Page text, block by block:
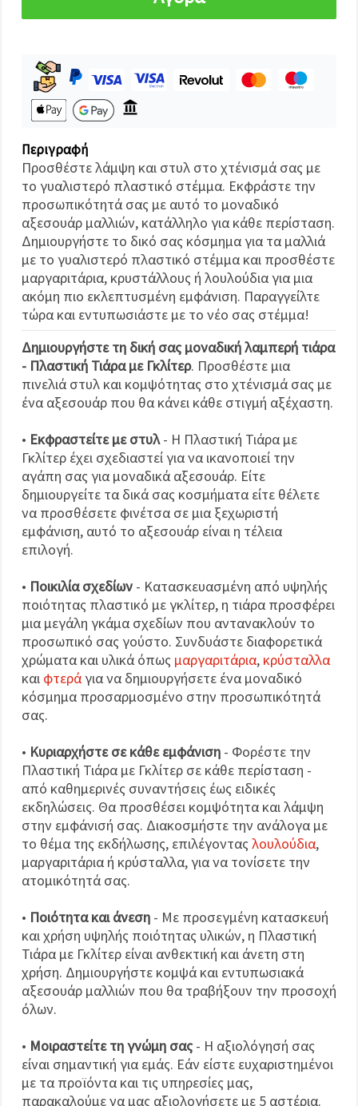
σας στις
ρυθμίσεις
επιλέγοντας
δεδομένο
cookies και
κάνοντας
κλικ στο
κουμπί
Στον
ιστότοπο!
Ρυθμίσεις
Περιγραφή
Προσθέστε λάμψη και στυλ στο χτένισμά σας με
το γυαλιστερό πλαστικό στέμμα. Εκφράστε την
προσωπικότητά σας με αυτό το μοναδικό
αξεσουάρ μαλλιών, κατάλληλο για κάθε περίσταση.
Δημιουργήστε το δικό σας κόσμημα για τα μαλλιά
με το γυαλιστερό πλαστικό στέμμα και προσθέστε
μαργαριτάρια, κρυστάλλους ή λουλούδια για μια
ακόμη πιο εκλεπτυσμένη εμφάνιση. Παραγγείλτε
τώρα και εντυπωσιάστε με το νέο σας στέμμα!
Δημιουργήστε τη δική σας μοναδική λαμπερή τιάρα
- Πλαστική Τιάρα με Γκλίτερ. Προσθέστε μια
πινελιά στυλ και κομψότητας στο χτένισμά σας με
ένα αξεσουάρ που θα κάνει κάθε στιγμή αξέχαστη.
• Εκφραστείτε με στυλ- Η Πλαστική Τιάρα με
Γκλίτερ έχει σχεδιαστεί για να ικανοποιεί την
αγάπη σας για μοναδικά αξεσουάρ. Είτε
δημιουργείτε τα δικά σας κοσμήματα είτε θέλετε
να προσθέσετε φινέτσα σε μια ξεχωριστή
εμφάνιση, αυτό το αξεσουάρ είναι η τέλεια
επιλογή.
• Ποικιλία σχεδίων - Κατασκευασμένη από υψηλής
ποιότητας πλαστικό με γκλίτερ, η τιάρα προσφέρει
μια μεγάλη γκάμα σχεδίων που αντανακλούν το
προσωπικό σας γούστο. Συνδυάστε διαφορετικά
χρώματα και υλικά όπως μαργαριτάρια, κρύσταλλα
και φτεράγια να δημιουργήσετε ένα μοναδικό
κόσμημα προσαρμοσμένο στην προσωπικότητά
σας.
• Κυριαρχήστε σε κάθε εμφάνιση - Φορέστε την
Πλαστική Τιάρα με Γκλίτερ σε κάθε περίσταση -
από καθημερινές συναντήσεις έως ειδικές
εκδηλώσεις. Θα προσθέσει κομψότητα και λάμψη
στην εμφάνισή σας. Διακοσμήστε την ανάλογα με
το θέμα της εκδήλωσης, επιλέγονταςλουλούδια,
μαργαριτάρια ή κρύσταλλα, για να τονίσετε την
ατομικότητά σας.
• Ποιότητα και άνεση - Με προσεγμένη κατασκευή
και χρήση υψηλής ποιότητας υλικών, η Πλαστική
Τιάρα με Γκλίτερ είναι ανθεκτική και άνετη στη
χρήση. Δημιουργήστε κομψά και εντυπωσιακά
αξεσουάρ μαλλιών που θα τραβήξουν την προσοχή
όλων.
• Μοιραστείτε τη γνώμη σας- Η αξιολόγησή σας
είναι σημαντική για εμάς. Εάν είστε ευχαριστημένοι
με τα προϊόντα και τις υπηρεσίες μας,
παρακαλούμε να μας αξιολογήσετε με 5 αστέρια.